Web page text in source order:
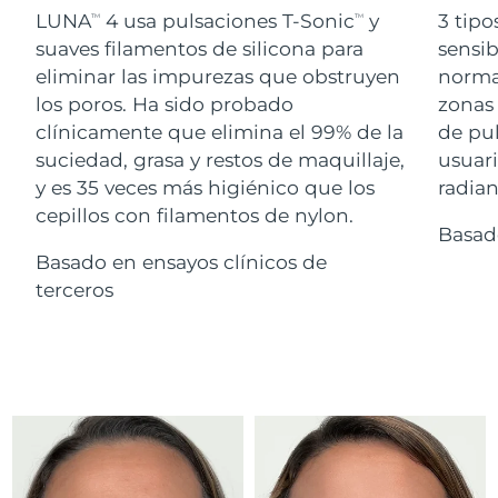
LUNATM 4 usa pulsaciones T-SonicTM
y
suaves filamentos de silicona para
eliminar las impurezas que obstruyen
los poros. Ha sido probado
clínicamente que elimina el 99% de la
suciedad, grasa y restos de maquillaje,
y es 35 veces más higiénico que los
cepillos con filamentos de nylon.
Basado en ensayos clínicos de
terceros
3
de
For healthy hair
18% PAP
Cosméticos Hombres
Comprar todo
FOREO APP
Israel Entrega prevista 12/08/2026
Italia Entrega prevista08/08/2026
Japón Entrega prevista 11/08/2026
Jersey Entrega prevista 13/08/2026
10/08/2026
Kuwait
Lituania Entrega prevista08/08/2026